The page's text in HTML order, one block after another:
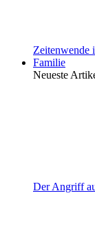
Zeitenwende
Familie
Neueste
Der Angriff